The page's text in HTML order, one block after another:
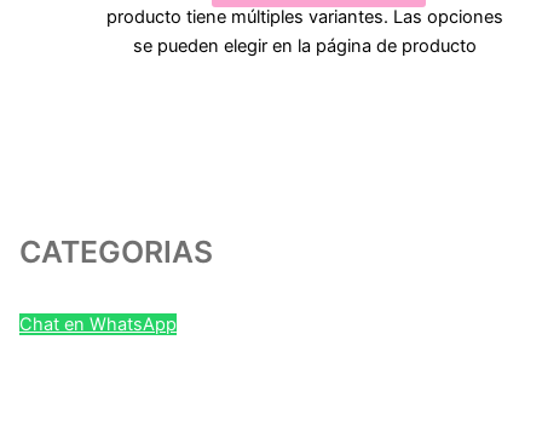
CATEGORIAS
Chat en WhatsApp
producto tiene múltiples variantes. Las opciones
se pueden elegir en la página de producto